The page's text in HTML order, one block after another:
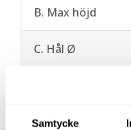
Samtycke
B. Max höjd
C. Hål Ø
E. Kolvstångens